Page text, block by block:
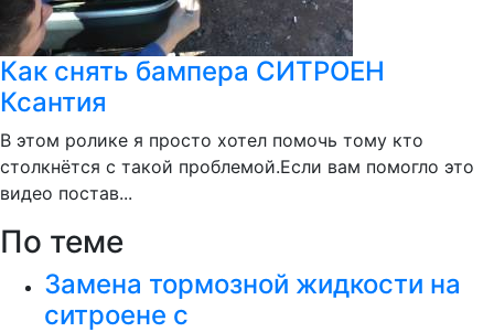
Как снять бампера СИТРОЕН
Ксантия
В этом ролике я просто хотел помочь тому кто
столкнётся с такой проблемой.Если вам помогло это
видео постав...
По теме
Замена тормозной жидкости на
ситроене с